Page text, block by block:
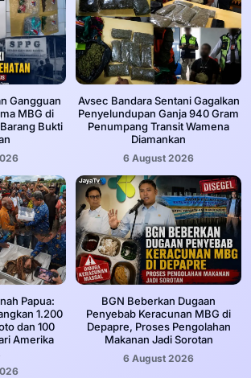
Gangguan
MBG di
Bukti
Avsec Bandara Sentani Gagalkan
Penyelundupan Ganja 940 Gram
Penumpang Transit Wamena
Diamankan
6 August 2026
Papua:
1.200
dan 100
Amerika
BGN Beberkan Dugaan
Penyebab Keracunan MBG di
Depapre, Proses Pengolahan
Makanan Jadi Sorotan
6 August 2026